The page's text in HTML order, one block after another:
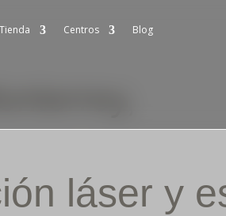
Tienda Centros Blog
láser y